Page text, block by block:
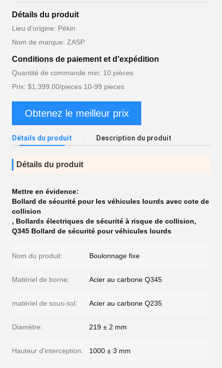
Détails du produit
Lieu d'origine: Pékin
Nom de marque: ZASP
Conditions de paiement et d'expédition
Quantité de commande min: 10 pièces
Prix: $1,399.00/pieces 10-99 pieces
Obtenez le meilleur prix
Détails du produit Description du produit
Détails du produit
Mettre en évidence:
Bollard de sécurité pour les véhicules lourds avec cote de
collision
, Bollards électriques de sécurité à risque de collision,
Q345 Bollard de sécurité pour véhicules lourds
Nom du produit: Boulonnage fixe
Matériel de borne: Acier au carbone Q345
matériel de sous-sol: Acier au carbone Q235
Diamètre: 219 ± 2 mm
Hauteur d'interception: 1000 ± 3 mm